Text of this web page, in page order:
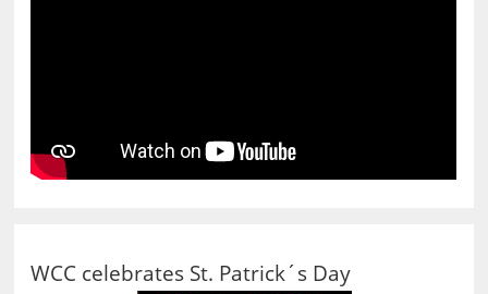
WCC celebrates St. Patrick´s Day